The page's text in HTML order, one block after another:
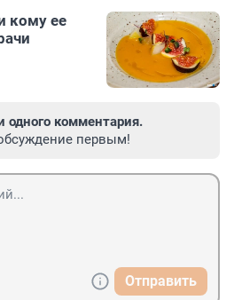
кому ее
одного комментария.
первым!
Отправить